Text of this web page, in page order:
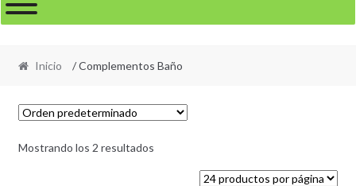
Inicio / Complementos Baño
Mostrando los 2 resultados